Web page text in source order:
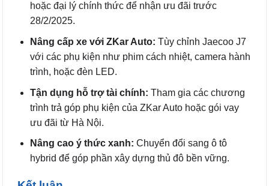
hoặc đại lý chính thức để nhận ưu đãi trước
28/2/2025.
Nâng cấp xe với ZKar Auto: Tùy chỉnh Jaecoo J7
với các phụ kiện như phim cách nhiệt, camera hành
trình, hoặc đèn LED.
Tận dụng hỗ trợ tài chính: Tham gia các chương
trình trả góp phụ kiện của ZKar Auto hoặc gói vay
ưu đãi từ Hà Nội.
Nâng cao ý thức xanh: Chuyển đổi sang ô tô
hybrid để góp phần xây dựng thủ đô bền vững.